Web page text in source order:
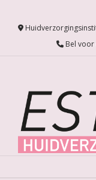
Bel voor